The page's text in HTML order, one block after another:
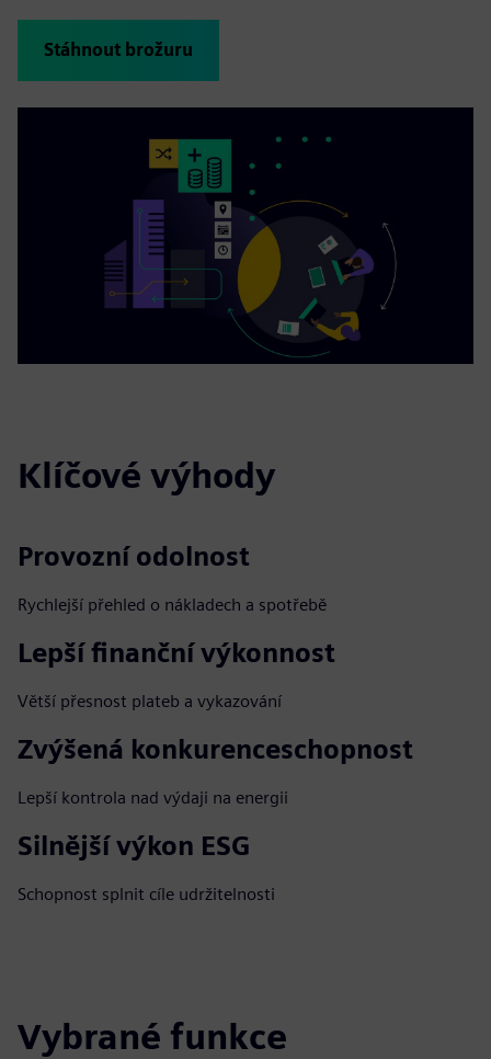
Stáhnout brožuru
Klíčové výhody
Provozní odolnost
Rychlejší přehled o nákladech a spotřebě
Lepší finanční výkonnost
Větší přesnost plateb a vykazování
Zvýšená konkurenceschopnost
Lepší kontrola nad výdaji na energii
Silnější výkon ESG
Schopnost splnit cíle udržitelnosti
Vybrané funkce